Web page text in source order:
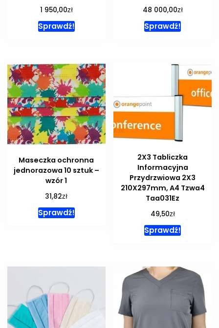
1 950,00zł
Sprawdź!
48 000,00zł
Sprawdź!
Maseczka ochronna
jednorazowa 10 sztuk –
wzór 1
31,82zł
Sprawdź!
2X3 Tabliczka
Informacyjna
Przydrzwiowa 2X3
210X297mm, A4 Tzwa4
Taa031Ez
49,50zł
Sprawdź!